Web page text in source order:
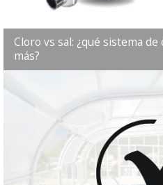
Cloro vs sal: ¿qué sistema
más?